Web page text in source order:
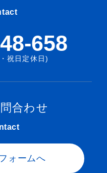
658
祝日定休日)
合わせ
ォームへ